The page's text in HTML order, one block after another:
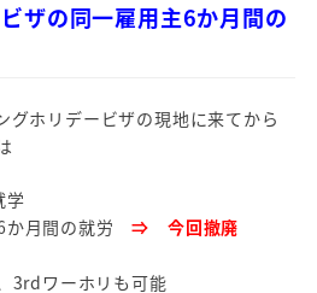
ザの同一雇用主6か月間の
グホリデービザの現地に来てから
学
か月間の就労⇒ 今回撤廃
3rdワーホリも可能